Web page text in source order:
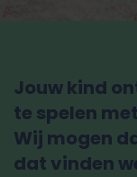
Jouw kind
te spelen
Wij mogen
dat vinden